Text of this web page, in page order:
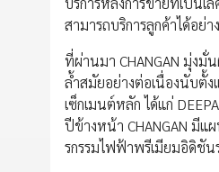
สามารถบริการลูกค้าได้อย่า
ที่ผ่านมา CHANGAN มุ่ง
ล้ำสมัยอย่างต่อเนื่องนับตั้
เซ็กเมนต์หลัก ได้แก่
ปีข้างหน้า CHANGAN มีแ
รกรรมไฟฟ้าพรีเมียมอิดิชั